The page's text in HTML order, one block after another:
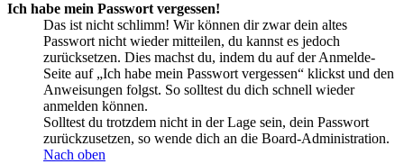
Ich habe mein Passwort vergessen!
Das ist nicht schlimm! Wir können dir zwar dein altes
Passwort nicht wieder mitteilen, du kannst es jedoch
zurücksetzen. Dies machst du, indem du auf der Anmelde-
Seite auf „Ich habe mein Passwort vergessen“ klickst und den
Anweisungen folgst. So solltest du dich schnell wieder
anmelden können.
Solltest du trotzdem nicht in der Lage sein, dein Passwort
zurückzusetzen, so wende dich an die Board-Administration.
Nach oben